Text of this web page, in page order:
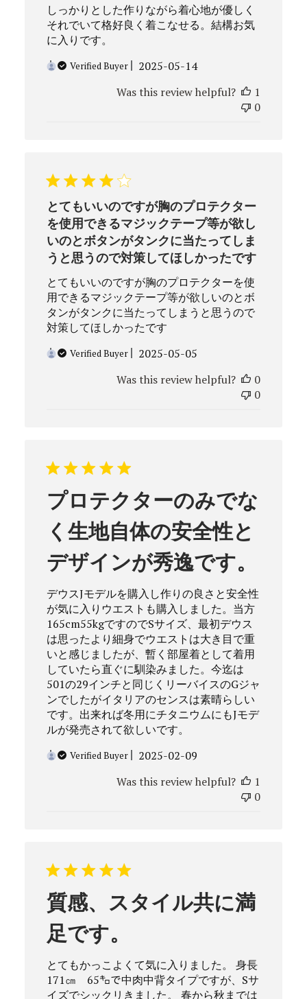
しっかりとした作りながら着心地が優しく
それでいて格好良く着こなせる。結構お気
に入りです。
Verified Buyer
Published
2025-05-14
Was this review helpful?
1
0
とてもいいのですが胸のプロテクター
を使用できるマジックテープ等が欲し
いのとボタンがタンクに当たってしま
うと思うので対策してほしかったです
とてもいいのですが胸のプロテクターを使
用できるマジックテープ等が欲しいのとボ
タンがタンクに当たってしまうと思うので
対策してほしかったです
Verified Buyer
Published
2025-05-05
Was this review helpful?
0
0
プロテクターのみでな
く生地自体の安全性と
デザインが秀逸です。
デウスJモデルを購入し作りの良さと安全性
が気に入りウエストも購入しました。当方
165cm55kgですのでSサイズ、最初デウス
は思ったより細身でウエストは大き目で重
いと感じましたが、暫く部屋着として着用
していたら直ぐに馴染みました。今迄は
501の29インチと同じくリーバイスのGジャ
ンでしたがイタリアのセンスは素晴らしい
です。出来れば冬用にチタニウムにもJモデ
ルが発売されて欲しいです。
Verified Buyer
Published
2025-02-09
Was this review helpful?
1
0
質感、スタイル共に満
足です。
とてもかっこよくて気に入りました。 身長
171㎝ 65㌔で中肉中背タイプですが、Sサ
イズでシックリきました。 春から秋までは